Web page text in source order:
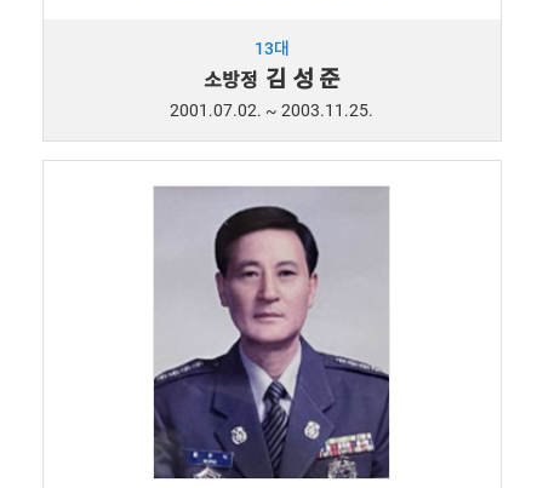
13대
소방정 김 성 준
2001.07.02. ~ 2003.11.25.